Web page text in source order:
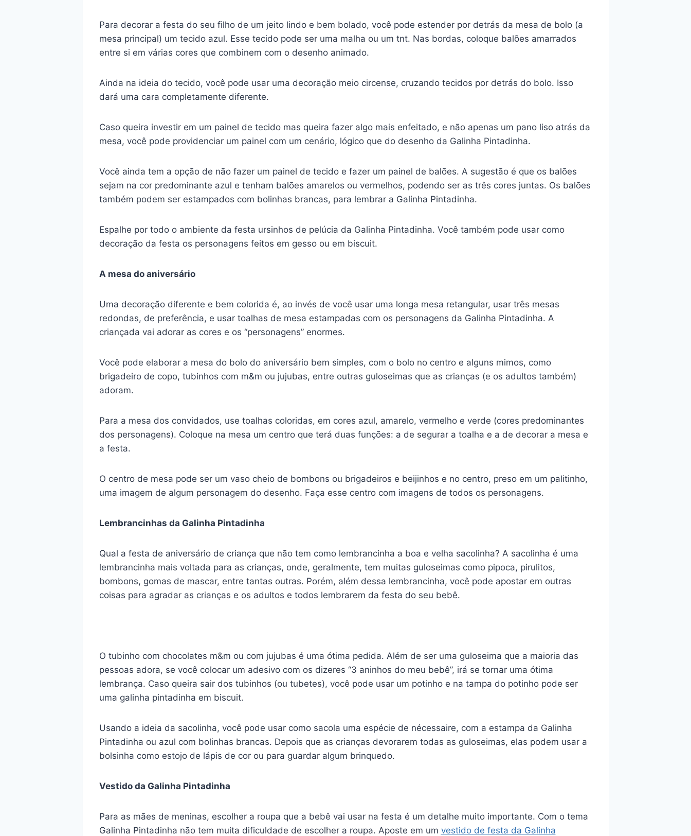
Para decorar a festa do seu filho de um jeito lindo e bem bolado, você pode estender por detrás da mesa de bolo (a
mesa principal) um tecido azul. Esse tecido pode ser uma malha ou um tnt. Nas bordas, coloque balões amarrados
entre si em várias cores que combinem com o desenho animado.
Ainda na ideia do tecido, você pode usar uma decoração meio circense, cruzando tecidos por detrás do bolo. Isso
dará uma cara completamente diferente.
Caso queira investir em um painel de tecido mas queira fazer algo mais enfeitado, e não apenas um pano liso atrás da
mesa, você pode providenciar um painel com um cenário, lógico que do desenho da Galinha Pintadinha.
Você ainda tem a opção de não fazer um painel de tecido e fazer um painel de balões. A sugestão é que os balões
sejam na cor predominante azul e tenham balões amarelos ou vermelhos, podendo ser as três cores juntas. Os balões
também podem ser estampados com bolinhas brancas, para lembrar a Galinha Pintadinha.
Espalhe por todo o ambiente da festa ursinhos de pelúcia da Galinha Pintadinha. Você também pode usar como
decoração da festa os personagens feitos em gesso ou em biscuit.
A mesa do aniversário
Uma decoração diferente e bem colorida é, ao invés de você usar uma longa mesa retangular, usar três mesas
redondas, de preferência, e usar toalhas de mesa estampadas com os personagens da Galinha Pintadinha. A
criançada vai adorar as cores e os “personagens” enormes.
Você pode elaborar a mesa do bolo do aniversário bem simples, com o bolo no centro e alguns mimos, como
brigadeiro de copo, tubinhos com m&m ou jujubas, entre outras guloseimas que as crianças (e os adultos também)
adoram.
Para a mesa dos convidados, use toalhas coloridas, em cores azul, amarelo, vermelho e verde (cores predominantes
dos personagens). Coloque na mesa um centro que terá duas funções: a de segurar a toalha e a de decorar a mesa e
a festa.
O centro de mesa pode ser um vaso cheio de bombons ou brigadeiros e beijinhos e no centro, preso em um palitinho,
uma imagem de algum personagem do desenho. Faça esse centro com imagens de todos os personagens.
Lembrancinhas da Galinha Pintadinha
Qual a festa de aniversário de criança que não tem como lembrancinha a boa e velha sacolinha? A sacolinha é uma
lembrancinha mais voltada para as crianças, onde, geralmente, tem muitas guloseimas como pipoca, pirulitos,
bombons, gomas de mascar, entre tantas outras. Porém, além dessa lembrancinha, você pode apostar em outras
coisas para agradar as crianças e os adultos e todos lembrarem da festa do seu bebê.
O tubinho com chocolates m&m ou com jujubas é uma ótima pedida. Além de ser uma guloseima que a maioria das
pessoas adora, se você colocar um adesivo com os dizeres “3 aninhos do meu bebê”, irá se tornar uma ótima
lembrança. Caso queira sair dos tubinhos (ou tubetes), você pode usar um potinho e na tampa do potinho pode ser
uma galinha pintadinha em biscuit.
Usando a ideia da sacolinha, você pode usar como sacola uma espécie de nécessaire, com a estampa da Galinha
Pintadinha ou azul com bolinhas brancas. Depois que as crianças devorarem todas as guloseimas, elas podem usar a
bolsinha como estojo de lápis de cor ou para guardar algum brinquedo.
Vestido da Galinha Pintadinha
Para as mães de meninas, escolher a roupa que a bebê vai usar na festa é um detalhe muito importante. Com o tema
Galinha Pintadinha não tem muita dificuldade de escolher a roupa. Aposte em um vestido de festa da Galinha